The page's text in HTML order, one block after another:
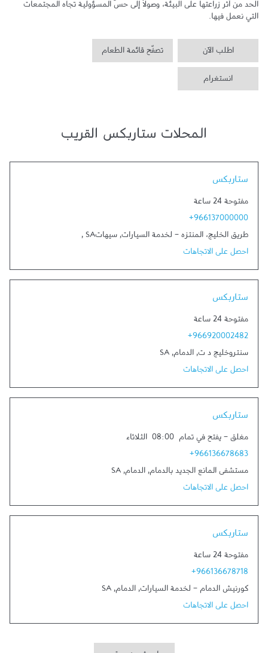
التي نعمل فيها.
اطلب الآن تصفّح قائمة الطعام
انستغرام
المحلات ستاربكس القريب
ستاربكس
مفتوحة 24 ساعة
+966137000000
طريق الخليج، المنتزه - لخدمة السيارات, سيهات‎ , SA
احصل على الاتجاهات
ستاربكس
مفتوحة 24 ساعة
+966920002482
سنتروخليج د ت, الدمام,
SA
احصل على الاتجاهات
ستاربكس
مغلق - يفتح في تمام 08:00 الثلاثاء
+966136678683
مستشفى المانع الجديد بالدمام, الدمام,
SA
احصل على الاتجاهات
ستاربكس
مفتوحة 24 ساعة
+966136678718
كورنيش الدمام - لخدمة السيارات, الدمام,
SA
احصل على الاتجاهات